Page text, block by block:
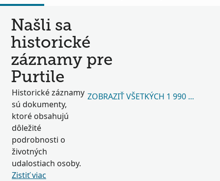
Našli sa
historické
záznamy pre
Purtile
Historické záznamy
sú dokumenty,
ktoré obsahujú
dôležité
podrobnosti o
životných
udalostiach osoby.
Zistiť viac
ZOBRAZIŤ VŠETKÝCH 1 990 657